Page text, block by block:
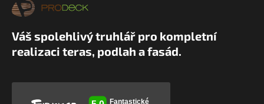
Váš spolehlivý truhlář pro kompletní
realizaci teras, podlah a fasád.